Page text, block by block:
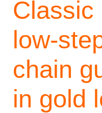
Classic
low-
chain
in gold